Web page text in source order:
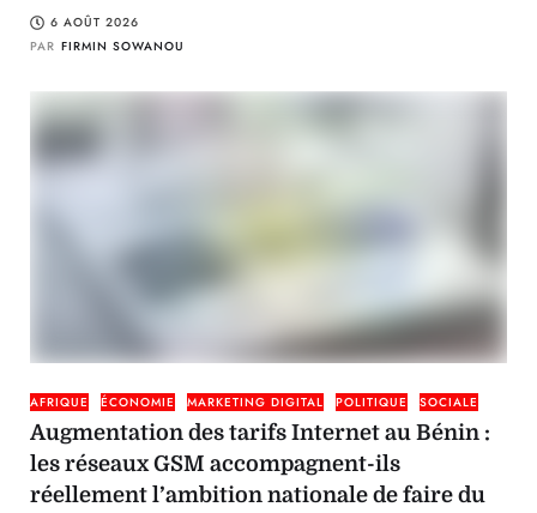
6 AOÛT 2026
PAR FIRMIN SOWANOU
AFRIQUE ÉCONOMIE MARKETING DIGITAL POLITIQUE SOCIALE
Augmentation des tarifs Internet au Bénin :
les réseaux GSM accompagnent-ils
réellement l’ambition nationale de faire du